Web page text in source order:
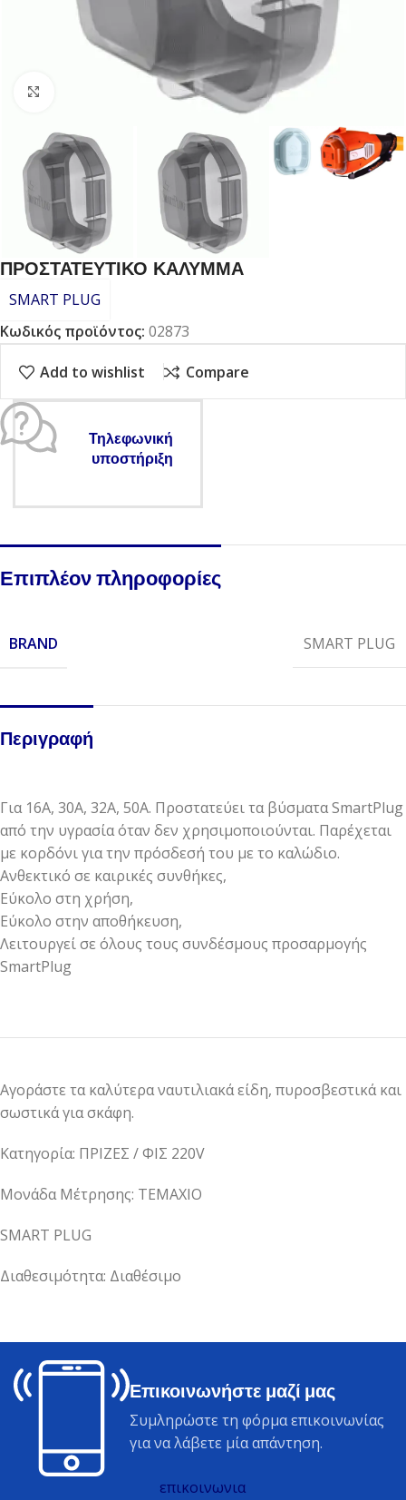
ΠΡΟΣΤΑΤΕΥΤΙΚΟ ΚΑΛΥΜΜΑ
SMART PLUG
Κωδικός προϊόντος: 02873
Add to wishlist Compare
Τηλεφωνική
υποστήριξη
Επιπλέον πληροφορίες
BRAND SMART PLUG
Περιγραφή
Για 16A, 30A, 32A, 50A. Προστατεύει τα βύσματα SmartPlug
από την υγρασία όταν δεν χρησιμοποιούνται. Παρέχεται
με κορδόνι για την πρόσδεσή του με το καλώδιο.
Ανθεκτικό σε καιρικές συνθήκες,
Εύκολο στη χρήση,
Εύκολο στην αποθήκευση,
Λειτουργεί σε όλους τους συνδέσμους προσαρμογής
SmartPlug
Αγοράστε τα καλύτερα ναυτιλιακά είδη, πυροσβεστικά και
σωστικά για σκάφη.
Κατηγορία: ΠΡΙΖΕΣ / ΦΙΣ 220V
Μονάδα Μέτρησης: ΤΕΜΑΧΙΟ
SMART PLUG
Διαθεσιμότητα: Διαθέσιμο
Επικοινωνήστε μαζί μας
Συμληρώστε τη φόρμα επικοινωνίας
για να λάβετε μία απάντηση.
επικοινωνια